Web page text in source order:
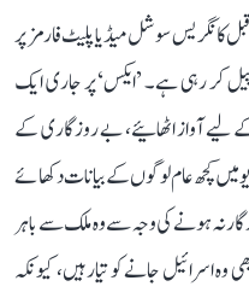
سوشل میڈیا پلیٹ فارمز پر
اپیل کر رہی ہے۔ ’ایکس‘ پر جاری ایک
لیے آواز اٹھائیے، بے روزگاری کے
کچھ عام لوگوں کے بیانات دکھائے
نہ ہونے کی وجہ سے وہ ملک سے باہر
اسرائیل جانے کو تیار ہیں، کیونکہ